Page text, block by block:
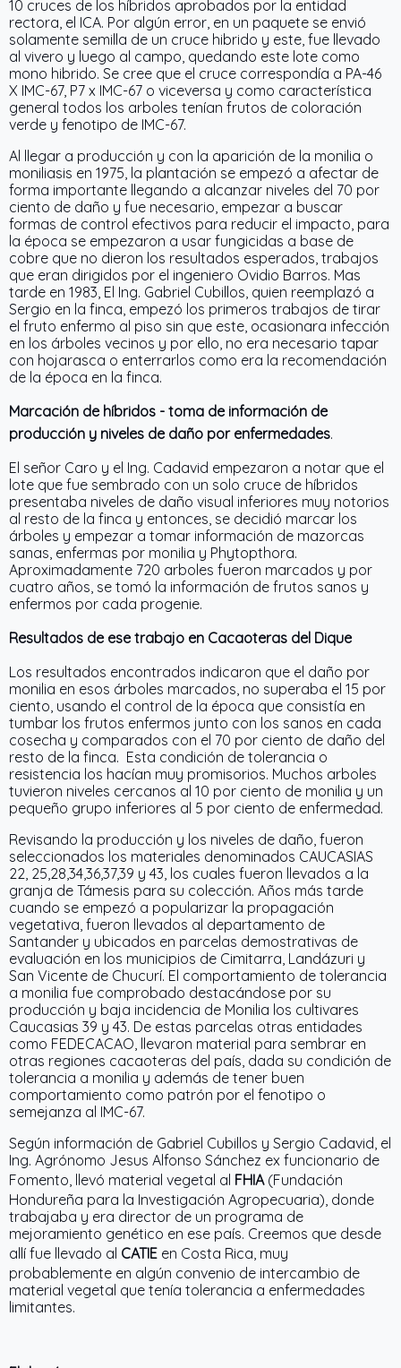
10 cruces de los híbridos aprobados por la entidad
rectora, el ICA. Por algún error, en un paquete se envió
solamente semilla de un cruce hibrido y este, fue llevado
al vivero y luego al campo, quedando este lote como
mono hibrido. Se cree que el cruce correspondía a PA-46
X IMC-67, P7 x IMC-67 o viceversa y como característica
general todos los arboles tenían frutos de coloración
verde y fenotipo de IMC-67.
Al llegar a producción y con la aparición de la monilia o
moniliasis en 1975, la plantación se empezó a afectar de
forma importante llegando a alcanzar niveles del 70 por
ciento de daño y fue necesario, empezar a buscar
formas de control efectivos para reducir el impacto, para
la época se empezaron a usar fungicidas a base de
cobre que no dieron los resultados esperados, trabajos
que eran dirigidos por el ingeniero Ovidio Barros. Mas
tarde en 1983, El Ing. Gabriel Cubillos, quien reemplazó a
Sergio en la finca, empezó los primeros trabajos de tirar
el fruto enfermo al piso sin que este, ocasionara infección
en los árboles vecinos y por ello, no era necesario tapar
con hojarasca o enterrarlos como era la recomendación
de la época en la finca.
Marcación de híbridos - toma de información de
producción y niveles de daño por enfermedades.
El señor Caro y el Ing. Cadavid empezaron a notar que el
lote que fue sembrado con un solo cruce de híbridos
presentaba niveles de daño visual inferiores muy notorios
al resto de la finca y entonces, se decidió marcar los
árboles y empezar a tomar información de mazorcas
sanas, enfermas por monilia y Phytopthora.
Aproximadamente 720 arboles fueron marcados y por
cuatro años, se tomó la información de frutos sanos y
enfermos por cada progenie.
Resultados de ese trabajo en Cacaoteras del Dique
Los resultados encontrados indicaron que el daño por
monilia en esos árboles marcados, no superaba el 15 por
ciento, usando el control de la época que consistía en
tumbar los frutos enfermos junto con los sanos en cada
cosecha y comparados con el 70 por ciento de daño del
resto de la finca. Esta condición de tolerancia o
resistencia los hacían muy promisorios. Muchos arboles
tuvieron niveles cercanos al 10 por ciento de monilia y un
pequeño grupo inferiores al 5 por ciento de enfermedad.
Revisando la producción y los niveles de daño, fueron
seleccionados los materiales denominados CAUCASIAS
22, 25,28,34,36,37,39 y 43, los cuales fueron llevados a la
granja de Támesis para su colección. Años más tarde
cuando se empezó a popularizar la propagación
vegetativa, fueron llevados al departamento de
Santander y ubicados en parcelas demostrativas de
evaluación en los municipios de Cimitarra, Landázuri y
San Vicente de Chucurí. El comportamiento de tolerancia
a monilia fue comprobado destacándose por su
producción y baja incidencia de Monilia los cultivares
Caucasias 39 y 43. De estas parcelas otras entidades
como FEDECACAO, llevaron material para sembrar en
otras regiones cacaoteras del país, dada su condición de
tolerancia a monilia y además de tener buen
comportamiento como patrón por el fenotipo o
semejanza al IMC-67.
Según información de Gabriel Cubillos y Sergio Cadavid, el
Ing. Agrónomo Jesus Alfonso Sánchez ex funcionario de
Fomento, llevó material vegetal al FHIA(Fundación
Hondureña para la Investigación Agropecuaria), donde
trabajaba y era director de un programa de
mejoramiento genético en ese país. Creemos que desde
allí fue llevado al CATIE en Costa Rica, muy
probablemente en algún convenio de intercambio de
material vegetal que tenía tolerancia a enfermedades
limitantes.